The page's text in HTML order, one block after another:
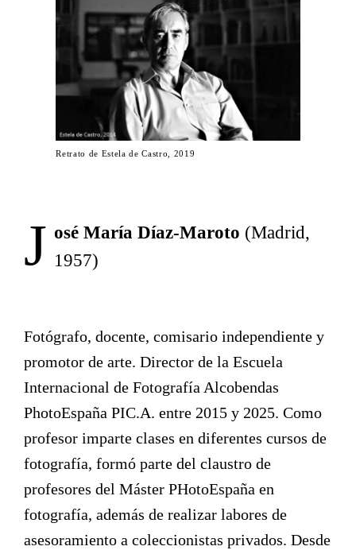
Retrato de Estela de Castro, 2019
J osé María Díaz-Maroto (Madrid,
1957)
Fotógrafo, docente, comisario independiente y
promotor de arte. Director de la Escuela
Internacional de Fotografía Alcobendas
PhotoEspaña PIC.A. entre 2015 y 2025. Como
profesor imparte clases en diferentes cursos de
fotografía, formó parte del claustro de
profesores del Máster PHotoEspaña en
fotografía, además de realizar labores de
asesoramiento a coleccionistas privados. Desde